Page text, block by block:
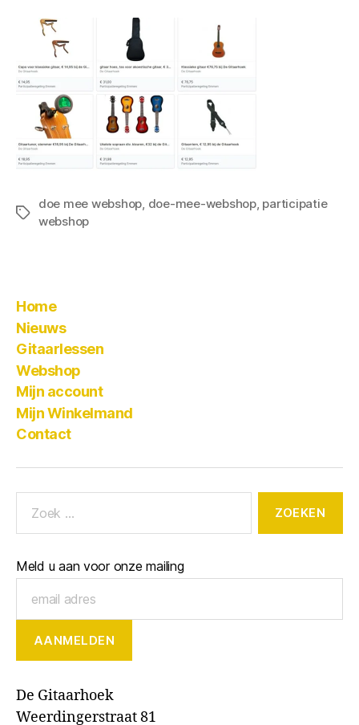
doe mee webshop, doe-mee-webshop, participatie
webshop
Home
Nieuws
Gitaarlessen
Webshop
Mijn account
Mijn Winkelmand
Contact
Meld u aan voor onze mailing
De Gitaarhoek
Weerdingerstraat 81